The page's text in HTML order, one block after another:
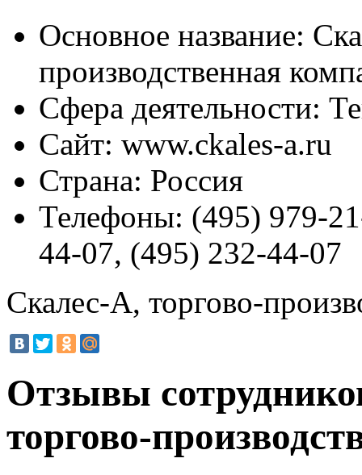
Основное название:
производственная
Сфера деятельности:
Сайт: www.ckales-a.ru
Страна: Россия
Телефоны: (495) 979-
44-07, (495) 232-44-07
Скалес-А, торгово-
Отзывы
торгово-